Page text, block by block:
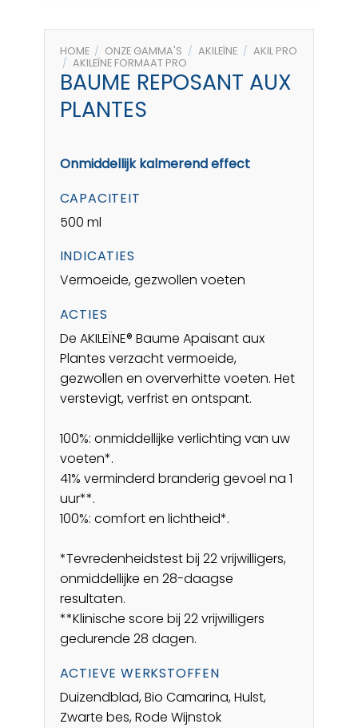
HOME / ONZE GAMMA'S / AKILEÏNE / AKIL PRO
/ AKILEÏNE FORMAAT PRO
BAUME REPOSANT AUX
PLANTES
Onmiddellijk kalmerend effect
CAPACITEIT
500 ml
INDICATIES
Vermoeide, gezwollen voeten
ACTIES
De AKILEÏNE® Baume Apaisant aux
Plantes verzacht vermoeide,
gezwollen en oververhitte voeten. Het
verstevigt, verfrist en ontspant.
100%: onmiddellijke verlichting van uw
voeten*.
41% verminderd branderig gevoel na 1
uur**.
100%: comfort en lichtheid*.
*Tevredenheidstest bij 22 vrijwilligers,
onmiddellijke en 28-daagse
resultaten.
**Klinische score bij 22 vrijwilligers
gedurende 28 dagen.
ACTIEVE WERKSTOFFEN
Duizendblad, Bio Camarina, Hulst,
Zwarte bes, Rode Wijnstok